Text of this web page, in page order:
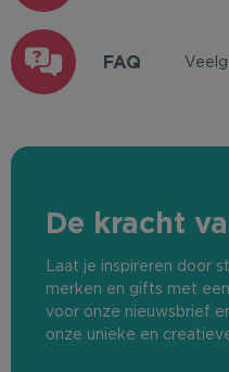
FAQ
De kracht
Laat je inspireren door
merken en gifts met
voor onze nieuwsbrief
onze unieke en